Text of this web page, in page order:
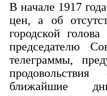
В начале 1917
цен, а об
городской
председателю
телеграммы,
ближайшие